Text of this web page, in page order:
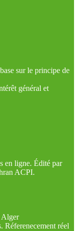
sur le principe de
général et
en ligne. Édité par
ACPI.
Alger
réel